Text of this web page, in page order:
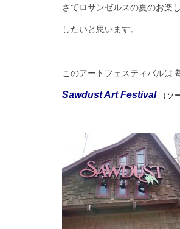
さてロサンゼルスの夏のお楽
したいと思います。
このアートフェスティバルは
Sawdust Art Festival （